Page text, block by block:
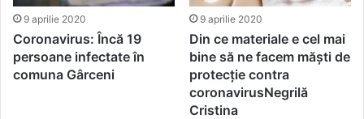
9 aprilie 2020
Coronavirus: Încă 19
persoane infectate în
comuna Gârceni
9 aprilie 2020
Din ce materiale e cel mai
bine să ne facem măști de
protecție contra
coronavirusNegrilă
Cristina